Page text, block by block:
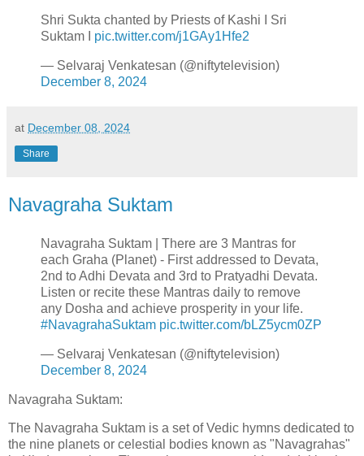
Shri Sukta chanted by Priests of Kashi I Sri
Suktam I pic.twitter.com/j1GAy1Hfe2
— Selvaraj Venkatesan (@niftytelevision)
December 8, 2024
at December 08, 2024
Share
Navagraha Suktam
Navagraha Suktam | There are 3 Mantras for
each Graha (Planet) - First addressed to Devata,
2nd to Adhi Devata and 3rd to Pratyadhi Devata.
Listen or recite these Mantras daily to remove
any Dosha and achieve prosperity in your life.
#NavagrahaSuktam pic.twitter.com/bLZ5ycm0ZP
— Selvaraj Venkatesan (@niftytelevision)
December 8, 2024
Navagraha Suktam:
The Navagraha Suktam is a set of Vedic hymns dedicated to
the nine planets or celestial bodies known as "Navagrahas"